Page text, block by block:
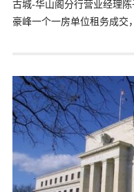
古城-华山阁分行营业经理
豪峰一个一房单位租务成交